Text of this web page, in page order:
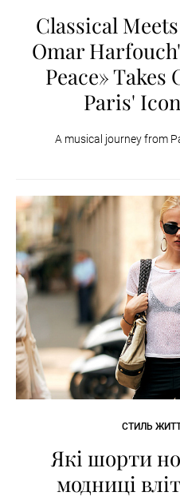
Classical
Omar
Peace» Takes
Paris'
A musical journey from
СТИЛЬ
Які шорти
модниці